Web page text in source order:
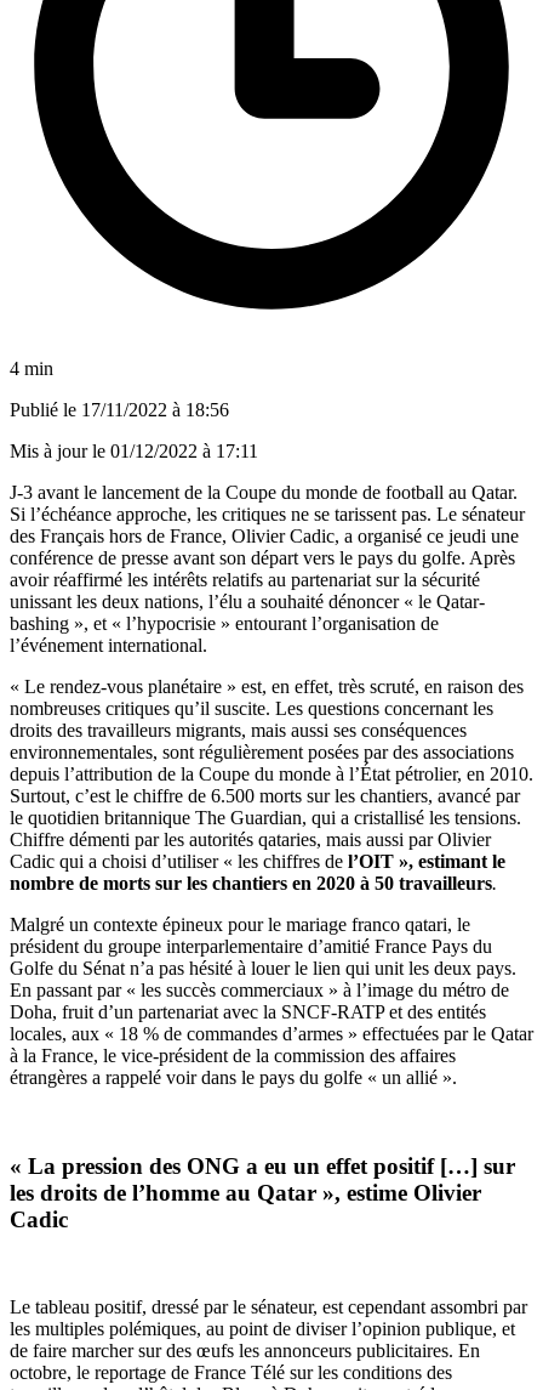
4 min
Publié le 17/11/2022 à 18:56
Mis à jour le 01/12/2022 à 17:11
J-3 avant le lancement de la Coupe du monde de football au Qatar.
Si l’échéance approche, les critiques ne se tarissent pas. Le sénateur
des Français hors de France, Olivier Cadic, a organisé ce jeudi une
conférence de presse avant son départ vers le pays du golfe. Après
avoir réaffirmé les intérêts relatifs au partenariat sur la sécurité
unissant les deux nations, l’élu a souhaité dénoncer « le Qatar-
bashing », et « l’hypocrisie » entourant l’organisation de
l’événement international.
« Le rendez-vous planétaire » est, en effet, très scruté, en raison des
nombreuses critiques qu’il suscite. Les questions concernant les
droits des travailleurs migrants, mais aussi ses conséquences
environnementales, sont régulièrement posées par des associations
depuis l’attribution de la Coupe du monde à l’État pétrolier, en 2010.
Surtout, c’est le chiffre de 6.500 morts sur les chantiers, avancé par
le quotidien britannique The Guardian, qui a cristallisé les tensions.
Chiffre démenti par les autorités qataries, mais aussi par Olivier
Cadic qui a choisi d’utiliser « les chiffres de l’OIT », estimant le
nombre de morts sur les chantiers en 2020 à 50 travailleurs.
Malgré un contexte épineux pour le mariage franco qatari, le
président du groupe interparlementaire d’amitié France Pays du
Golfe du Sénat n’a pas hésité à louer le lien qui unit les deux pays.
En passant par « les succès commerciaux » à l’image du métro de
Doha, fruit d’un partenariat avec la SNCF-RATP et des entités
locales, aux « 18 % de commandes d’armes » effectuées par le Qatar
à la France, le vice-président de la commission des affaires
étrangères a rappelé voir dans le pays du golfe « un allié ».
« La pression des ONG a eu un effet positif […] sur
les droits de l’homme au Qatar », estime Olivier
Cadic
Le tableau positif, dressé par le sénateur, est cependant assombri par
les multiples polémiques, au point de diviser l’opinion publique, et
de faire marcher sur des œufs les annonceurs publicitaires. En
octobre, le reportage de France Télé sur les conditions des